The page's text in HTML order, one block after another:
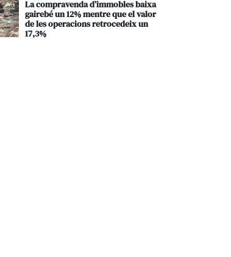
La compravenda d’immobles baixa
gairebé un 12% mentre que el valor
de les operacions retrocedeix un
17,3%